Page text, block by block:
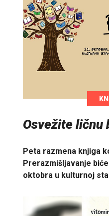
Osvežite ličnu
Peta razmena knjiga
Prerazmišljavanje
oktobra u kulturnoj